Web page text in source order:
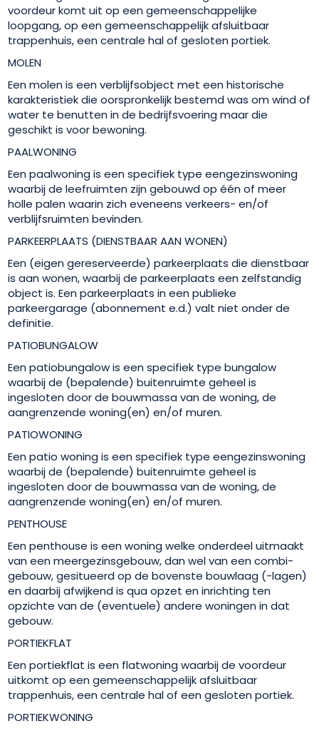
voordeur komt uit op een gemeenschappelijke
loopgang, op een gemeenschappelijk afsluitbaar
trappenhuis, een centrale hal of gesloten portiek.
MOLEN
Een molen is een verblijfsobject met een historische
karakteristiek die oorspronkelijk bestemd was om wind of
water te benutten in de bedrijfsvoering maar die
geschikt is voor bewoning.
PAALWONING
Een paalwoning is een specifiek type eengezinswoning
waarbij de leefruimten zijn gebouwd op één of meer
holle palen waarin zich eveneens verkeers- en/of
verblijfsruimten bevinden.
PARKEERPLAATS (DIENSTBAAR AAN WONEN)
Een (eigen gereserveerde) parkeerplaats die dienstbaar
is aan wonen, waarbij de parkeerplaats een zelfstandig
object is. Een parkeerplaats in een publieke
parkeergarage (abonnement e.d.) valt niet onder de
definitie.
PATIOBUNGALOW
Een patiobungalow is een specifiek type bungalow
waarbij de (bepalende) buitenruimte geheel is
ingesloten door de bouwmassa van de woning, de
aangrenzende woning(en) en/of muren.
PATIOWONING
Een patio woning is een specifiek type eengezinswoning
waarbij de (bepalende) buitenruimte geheel is
ingesloten door de bouwmassa van de woning, de
aangrenzende woning(en) en/of muren.
PENTHOUSE
Een penthouse is een woning welke onderdeel uitmaakt
van een meergezinsgebouw, dan wel van een combi-
gebouw, gesitueerd op de bovenste bouwlaag (-lagen)
en daarbij afwijkend is qua opzet en inrichting ten
opzichte van de (eventuele) andere woningen in dat
gebouw.
PORTIEKFLAT
Een portiekflat is een flatwoning waarbij de voordeur
uitkomt op een gemeenschappelijk afsluitbaar
trappenhuis, een centrale hal of een gesloten portiek.
PORTIEKWONING